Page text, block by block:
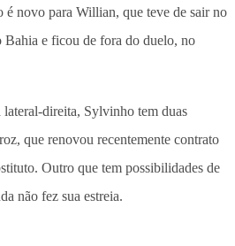
é novo para Willian, que teve de sair no
Bahia e ficou de fora do duelo, no
lateral-direita, Sylvinho tem duas
que renovou recentemente contrato
Outro que tem possibilidades de
não fez sua estreia.